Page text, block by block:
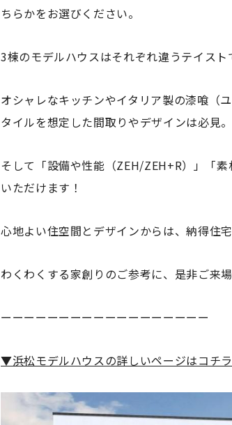
ちらかをお選びください。
3棟のモデルハウスはそれぞれ違うテイス
オシャレなキッチンやイタリア製の漆喰（
タイルを想定した間取りやデザインは必見。
そして「設備や性能（ZEH/ZEH+R）」「
いただけます！
心地よい住空間とデザインからは、納得住
わくわくする家創りのご参考に、是非ご来
ーーーーーーーーーーーーーーーーーー
▼浜松モデルハウスの詳しいページはコチ